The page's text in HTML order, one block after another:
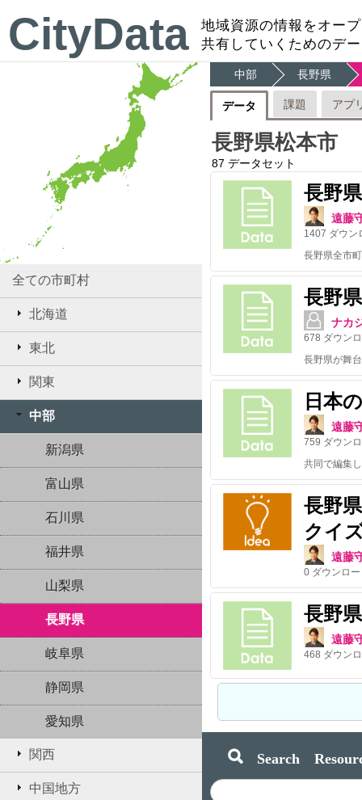
CityData
地域資源の情報をオー
共有していくためのデ
全ての市町村
北海道
東北
関東
中部
新潟県
富山県
石川県
福井県
山梨県
長野県
岐阜県
静岡県
愛知県
関西
中国地方
中部 長野県
データ 課題 アプ
長野県松本市
87 データセット
長野
遠藤
1407 ダウン
長野
ナカ
678 ダウン
長野県が舞
日本
遠藤
759 ダウン
共同で編集
長野
クイ
遠藤
0 ダウンロ
長野
遠藤
468 ダウン
Search